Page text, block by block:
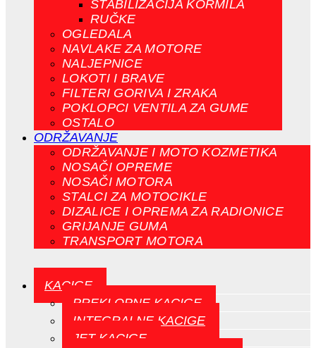
STABILIZACIJA KORMILA
RUČKE
OGLEDALA
NAVLAKE ZA MOTORE
NALJEPNICE
LOKOTI I BRAVE
FILTERI GORIVA I ZRAKA
POKLOPCI VENTILA ZA GUME
OSTALO
ODRŽAVANJE
ODRŽAVANJE I MOTO KOZMETIKA
NOSAČI OPREME
NOSAČI MOTORA
STALCI ZA MOTOCIKLE
DIZALICE I OPREMA ZA RADIONICE
GRIJANJE GUMA
TRANSPORT MOTORA
KACIGE
PREKLOPNE KACIGE
INTEGRALNE KACIGE
JET KACIGE